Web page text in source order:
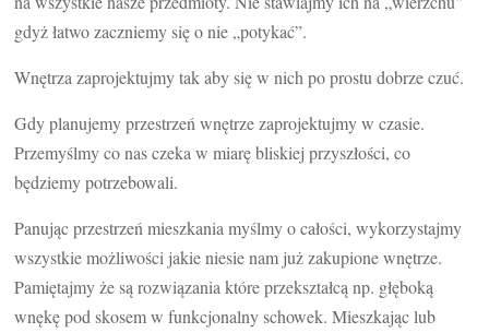
gdyż łatwo zaczniemy się o nie „potykać”.
Wnętrza zaprojektujmy tak aby się w nich po prostu dobrze czuć.
Gdy planujemy przestrzeń wnętrze zaprojektujmy w czasie.
Przemyślmy co nas czeka w miarę bliskiej przyszłości, co
będziemy potrzebowali.
Panując przestrzeń mieszkania myślmy o całości, wykorzystajmy
wszystkie możliwości jakie niesie nam już zakupione wnętrze.
Pamiętajmy że są rozwiązania które przekształcą np. głęboką
wnękę pod skosem w funkcjonalny schowek. Mieszkając lub